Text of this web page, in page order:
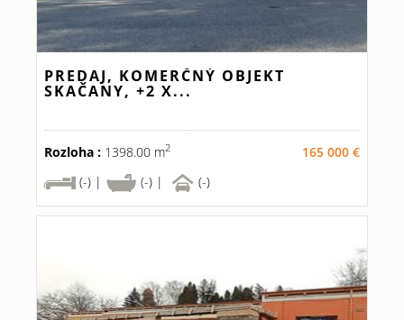
PREDAJ, KOMERČNÝ OBJEKT
SKAČANY, +2 X...
Rozloha : 1398.00 m2
165 000 €
(-) |
(-) | (-)